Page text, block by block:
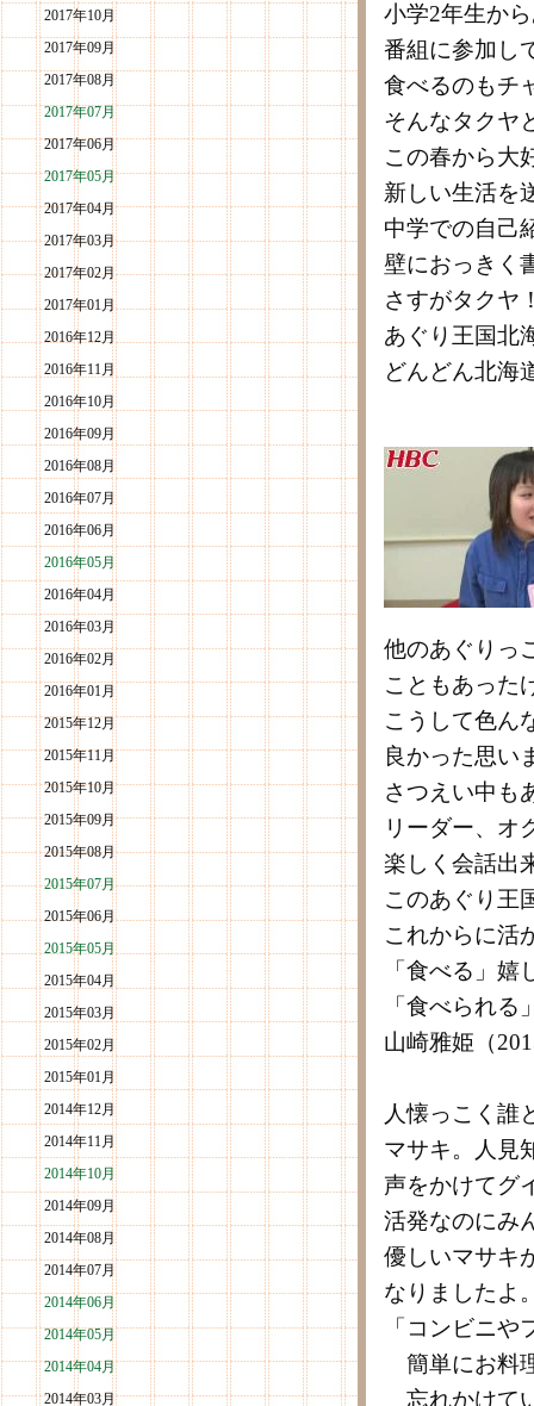
2017年10月
2017年09月
2017年08月
2017年07月
2017年06月
2017年05月
2017年04月
2017年03月
2017年02月
2017年01月
2016年12月
2016年11月
2016年10月
2016年09月
2016年08月
2016年07月
2016年06月
2016年05月
2016年04月
2016年03月
2016年02月
2016年01月
2015年12月
2015年11月
2015年10月
2015年09月
2015年08月
2015年07月
2015年06月
2015年05月
2015年04月
2015年03月
2015年02月
2015年01月
2014年12月
2014年11月
2014年10月
2014年09月
2014年08月
2014年07月
2014年06月
2014年05月
2014年04月
2014年03月
小学2年生か
番組に参加し
食べるのもチ
そんなタクヤ
この春から大
新しい生活を
中学での自己
壁におっきく
さすがタクヤ
あぐり王国北
どんどん北海
他のあぐりっ
こともあった
こうして色ん
良かった思い
さつえい中も
リーダー、オ
楽しく会話出
このあぐり王
これからに活
「食べる」嬉
「食べられ
山崎雅姫（
人懐っこく誰
マサキ。人見
声をかけてグ
活発なのにみ
優しいマサキ
なりましたよ
「コンビニ
簡単にお料
忘れかけて